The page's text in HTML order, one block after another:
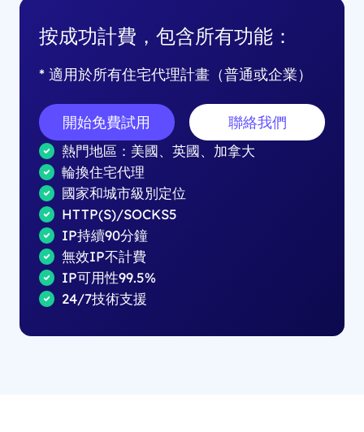
按成功計費，包含所有功能：
* 適用於所有住宅代理計畫（普通或企業）
開始免費試用 聯絡我們
熱門地區：美國、英國、加拿大
輪換住宅代理
國家和城市級別定位
HTTP(S)/SOCKS5
IP持續90分鐘
無效IP不計費
IP可用性99.5%
24/7技術支援